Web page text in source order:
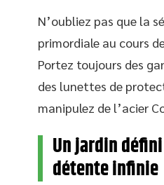
N’oubliez pas que la
primordiale au cours
Portez toujours des
des lunettes de
manipulez de l’acier
Un jardin
détente infinie